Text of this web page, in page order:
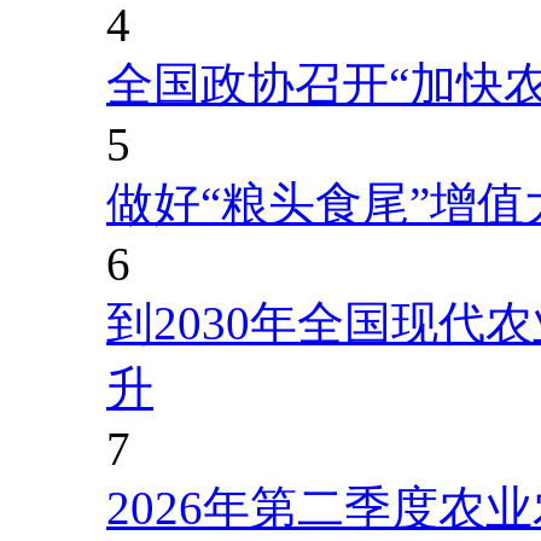
4
全国政协召开“加快
5
做好“粮头食尾”增值
6
到2030年全国现代
升
7
2026年第二季度农